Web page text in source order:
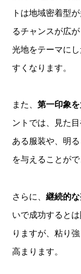
トは地域密着型
るチャンスが広
光地をテーマに
すくなります。
また、 第一印象
ントでは、見た
ある服装や、明
を与えることがで
さらに、 継続的
いで成功すると
りますが、粘り
高まります。